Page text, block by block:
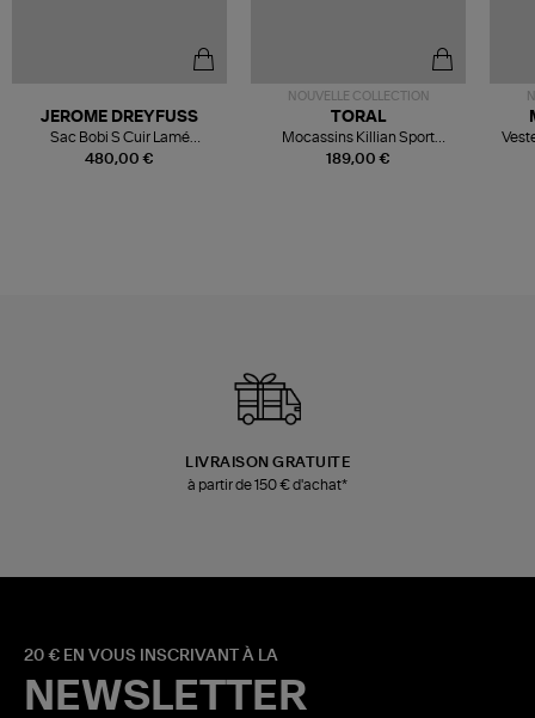
480,00 €
JEROME DREYFUSS
Sac Bobi S Cuir Lamé
Champagne
NOUVELLE COLLECTION
189,00 €
TORAL
Mocassins Killian Sport
Mousse
LIVRAISON GRATUITE
à partir de 150 € d'achat*
20 € EN VOUS INSCRIVANT À LA
NEWSLETTER